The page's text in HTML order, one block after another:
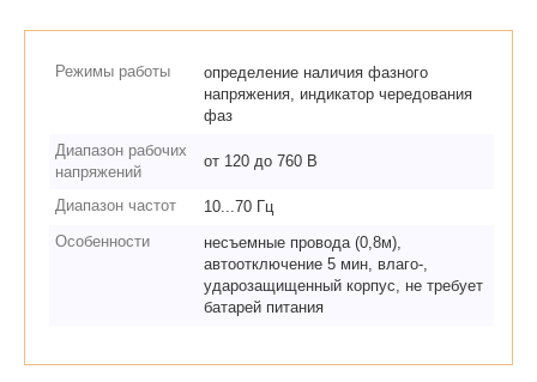
Режимы работы
определение наличия фазного
напряжения, индикатор чередования
фаз
Диапазон рабочих
напряжений
от 120 до 760 В
Диапазон частот
10...70 Гц
Особенности
несъемные провода (0,8м),
автоотключение 5 мин, влаго-,
ударозащищенный корпус, не требует
батарей питания